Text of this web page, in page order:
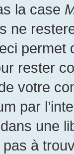
la case
ne
permet
rester
votre
par
une
pas à